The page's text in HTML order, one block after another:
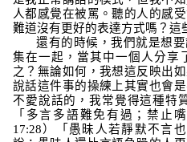
人都感覺在被罵。聽的人的感
難道沒有更好的表達方式嗎？這
還有的時候，我們就是想
集在一起，當其中一個人分享
之？無論如何，我想這反映出
說話這件事的操練上其實也會
不愛說話的，我常覺得這種特
「多言多語難免有過；禁止
17:28 ） 「愚昧人若靜默不言